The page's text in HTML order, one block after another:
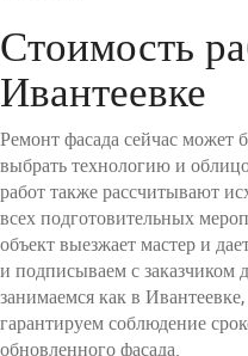
Стоимость
Ивантеевке
Ремонт фасада сейчас
выбрать технологию и
работ также рассчитывают
всех подготовительных
объект выезжает мастер и
и подписываем с
занимаемся как в
гарантируем соблюдение
обновленного фасада.